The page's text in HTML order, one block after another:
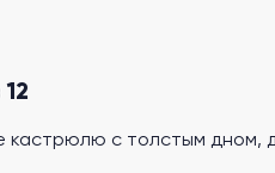
кастрюлю с толстым дном,